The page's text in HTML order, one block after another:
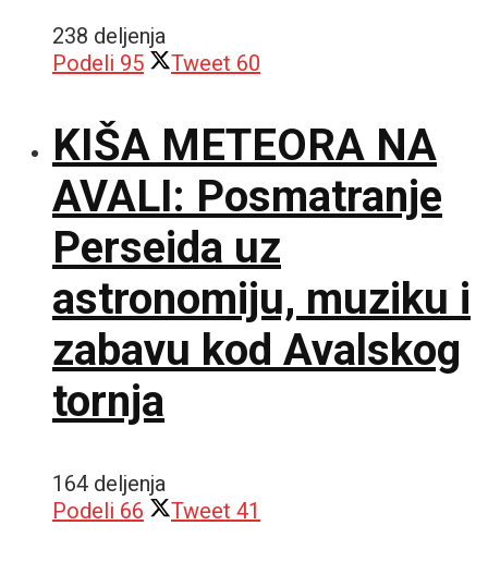
238 deljenja
Podeli 95 Tweet 60
KIŠA METEORA NA
AVALI: Posmatranje
Perseida uz
astronomiju, muziku i
zabavu kod Avalskog
tornja
164 deljenja
Podeli 66 Tweet 41